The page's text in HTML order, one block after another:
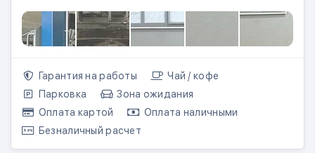
Гарантия на работы
Чай / кофе
Парковка
Зона ожидания
Оплата картой
Оплата наличными
Безналичный расчет